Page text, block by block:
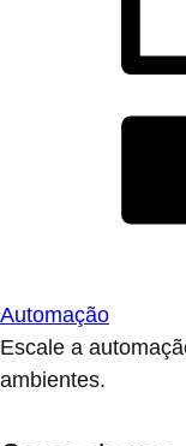
Automação
Escale a
ambientes.